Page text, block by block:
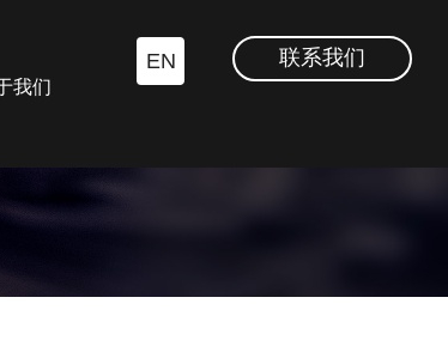
我们
EN 联系我们